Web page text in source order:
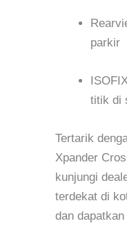
parkir
titik di
Tertarik
Xpander
kunjungi
terdekat di
dan dapatkan